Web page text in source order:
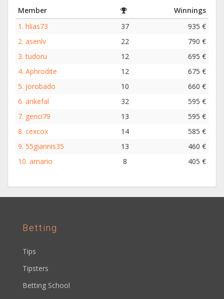
Member
Winnings
1. hlias73 37
935 €
2. asenlv 22
790 €
3.tudoru 12
695 €
4. Aphrodite 12
675 €
5. Jorobado 10
660 €
6. ankefal 32
595 €
7. genci79 13
595 €
8. cexcox 14
585 €
9. 55giannis35 13
460 €
10. amario 8 405 €
Betting
Tips
Tipsters
Betting School